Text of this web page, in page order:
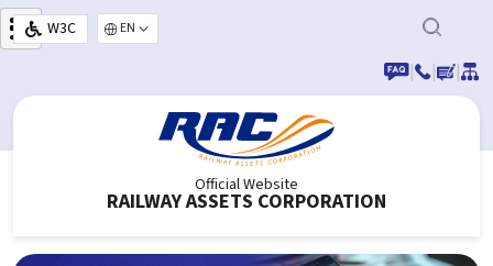
Skip to main content
W3C
Select your language
|
| |
Official Website
RAILWAY ASSETS CORPORATION